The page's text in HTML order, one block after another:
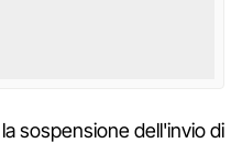
sospensione dell'invio di